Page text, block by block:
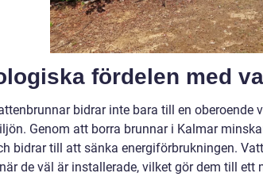
fördelen med
bidrar inte bara till en oberoende
Genom att borra brunnar i Kalmar
bidrar till att sänka energiförbrukningen.
de väl är installerade, vilket gör dem till ett